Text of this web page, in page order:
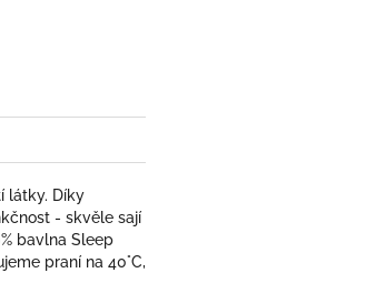
látky. Díky
- skvěle sají
bavlna Sleep
praní na 40°C,